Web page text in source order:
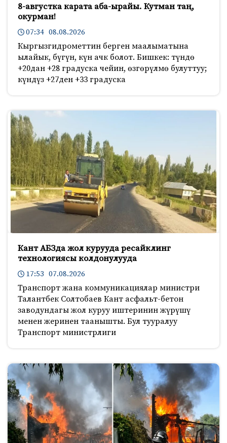
8-августка карата аба-ырайы. Кутман таң,
окурман!
07:34 08.08.2026
Кыргызгидрометтин берген маалыматына
ылайык, бүгүн, күн ачк болот. Бишкек: түндө
+20дан +28 градуска чейин, өзгөрүлмө булуттуу;
күндүз +27ден +33 градуска
Кант АБЗда жол курууда ресайклинг
технологиясы колдонулууда
17:53 07.08.2026
Транспорт жана коммуникациялар министри
Талантбек Солтобаев Кант асфальт-бетон
заводундагы жол куруу иштеринин жүрүшү
менен жеринен таанышты. Бул тууралуу
Транспорт министрлиги